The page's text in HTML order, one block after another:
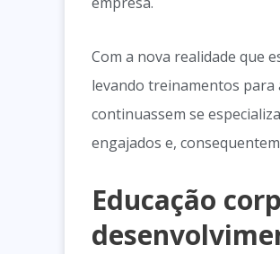
Com a nova realidade que
levando treinamentos para
continuassem se
engajados e,
Educação